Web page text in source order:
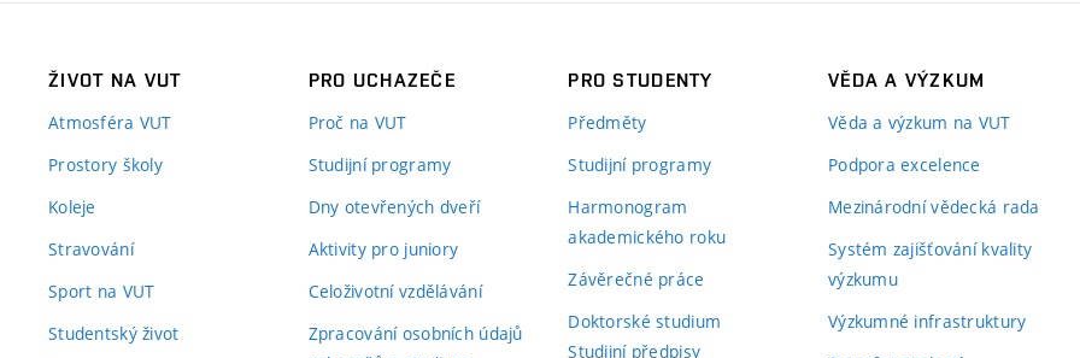
ŽIVOT NA VUT
Atmosféra VUT
Prostory školy
Koleje
Stravování
Sport na VUT
Studentský život
PRO UCHAZEČE
Proč na VUT
Studijní programy
Dny otevřených dveří
Aktivity pro juniory
Celoživotní vzdělávání
Zpracování osobních údajů
PRO STUDENTY
Předměty
Studijní programy
Harmonogram
akademického roku
Závěrečné práce
Doktorské studium
Studijní předpisy
VĚDA A VÝZKUM
Věda a výzkum na VUT
Podpora excelence
Mezinárodní vědecká rada
Systém zajišťování kvality
výzkumu
Výzkumné infrastruktury